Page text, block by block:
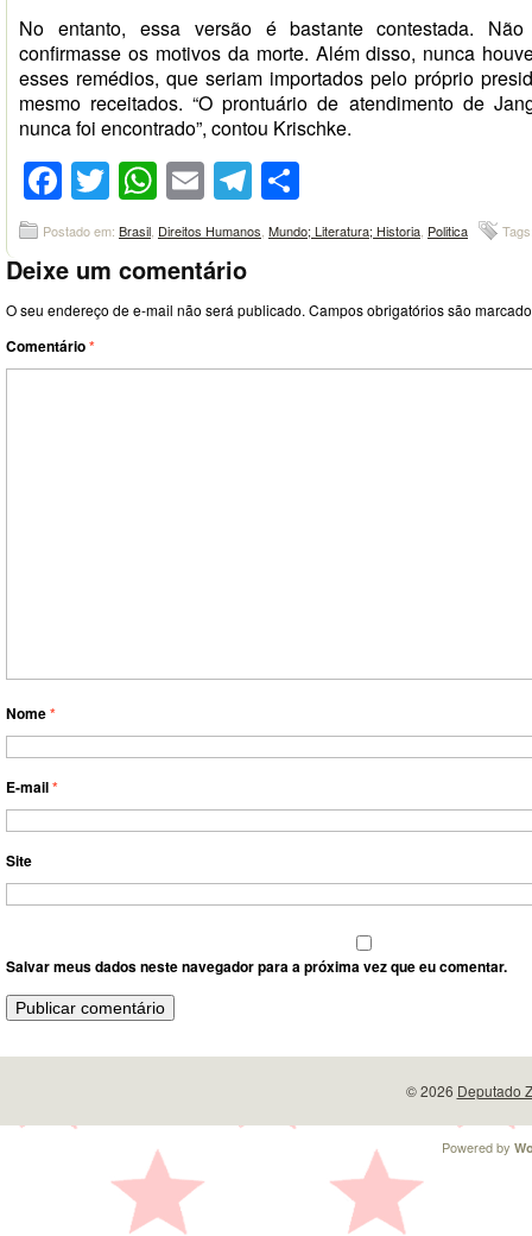
No entanto, essa versão é bastante contestada.
confirmasse os motivos da morte. Além disso, nunca
esses remédios, que seriam importados pelo próprio
mesmo receitados. “O prontuário de atendimento de
nunca foi encontrado”, contou Krischke.
Facebook
Twitter
WhatsApp
EmailTelegram
Postado em: Brasil Direitos Humanos Mundo; Literatura; Historia Politica
Deixe um comentário
O seu endereço de e-mail não será publicado. Campos obrigatórios são
Comentário*
Nome*
E-mail*
Site
Salvar meus dados neste navegador para a próxima vez que eu comentar.
© 2026 Deputado
Powered by